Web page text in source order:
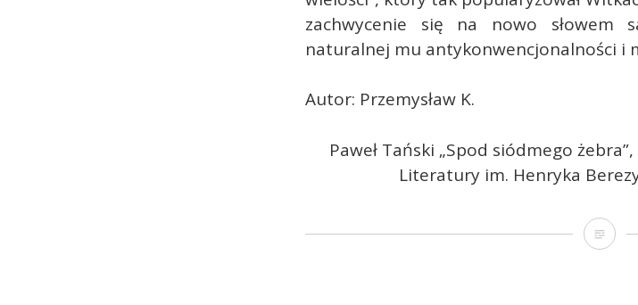
zachwycenie się na nowo słowem
naturalnej mu antykonwencjonalności i
Autor: Przemysław K.
Paweł Tański „Spod siódmego
Literatury im. Henryka
„Jak